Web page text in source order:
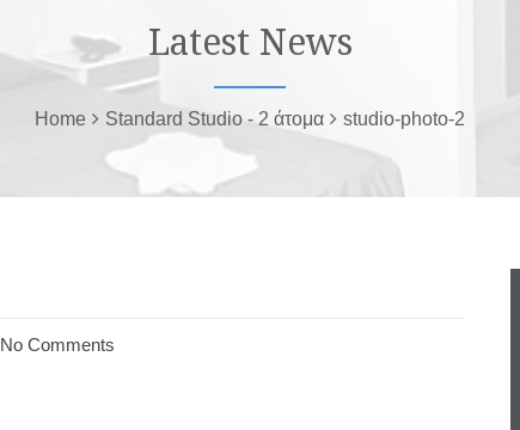
Latest News
Home Standard Studio - 2 άτομα studio-photo-2
No Comments